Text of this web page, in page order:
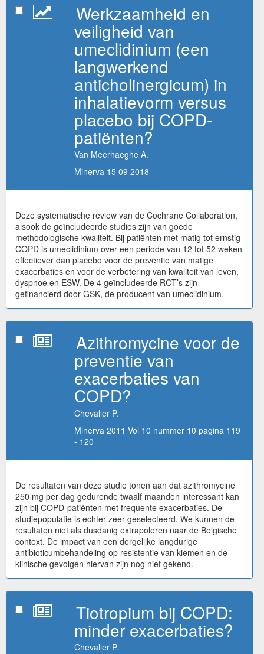
Werkzaamheid en
veiligheid van
umeclidinium (een
langwerkend
anticholinergicum) in
inhalatievorm versus
placebo bij COPD-
patiënten?
Van Meerhaeghe A.
Minerva 15 09 2018
Deze systematische review van de Cochrane Collaboration,
alsook de geïncludeerde studies zijn van goede
methodologische kwaliteit. Bij patiënten met matig tot ernstig
COPD is umeclidinium over een periode van 12 tot 52 weken
effectiever dan placebo voor de preventie van matige
exacerbaties en voor de verbetering van kwaliteit van leven,
dyspnoe en ESW. De 4 geïncludeerde RCT’s zijn
gefinancierd door GSK, de producent van umeclidinium.
Azithromycine voor de
preventie van
exacerbaties van
COPD?
Chevalier P.
Minerva 2011 Vol 10 nummer 10 pagina 119
- 120
De resultaten van deze studie tonen aan dat azithromycine
250 mg per dag gedurende twaalf maanden interessant kan
zijn bij COPD-patiënten met frequente exacerbaties. De
studiepopulatie is echter zeer geselecteerd. We kunnen de
resultaten niet als dusdanig extrapoleren naar de Belgische
context. De impact van een dergelijke langdurige
antibioticumbehandeling op resistentie van kiemen en de
klinische gevolgen hiervan zijn nog niet gekend.
Tiotropium bij COPD:
minder exacerbaties?
Chevalier P.